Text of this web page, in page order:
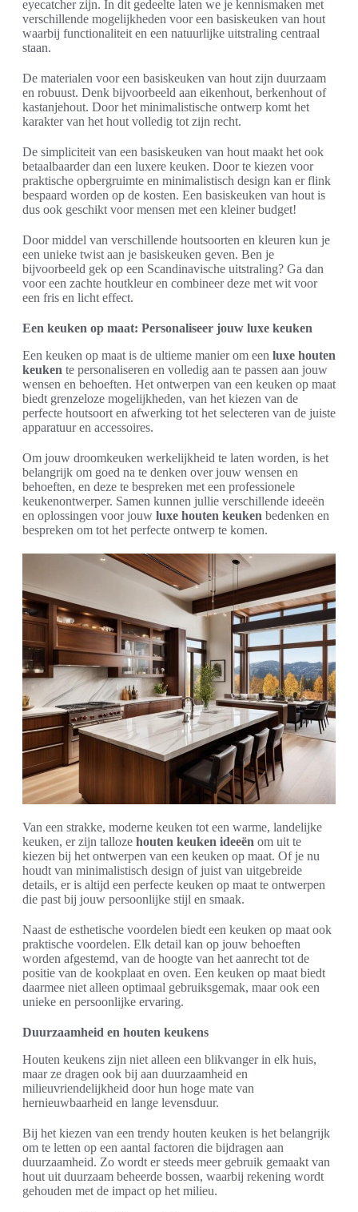
eyecatcher zijn. In dit gedeelte laten we je kennismaken met
verschillende mogelijkheden voor een basiskeuken van hout
waarbij functionaliteit en een natuurlijke uitstraling centraal
staan.
De materialen voor een basiskeuken van hout zijn duurzaam
en robuust. Denk bijvoorbeeld aan eikenhout, berkenhout of
kastanjehout. Door het minimalistische ontwerp komt het
karakter van het hout volledig tot zijn recht.
De simpliciteit van een basiskeuken van hout maakt het ook
betaalbaarder dan een luxere keuken. Door te kiezen voor
praktische opbergruimte en minimalistisch design kan er flink
bespaard worden op de kosten. Een basiskeuken van hout is
dus ook geschikt voor mensen met een kleiner budget!
Door middel van verschillende houtsoorten en kleuren kun je
een unieke twist aan je basiskeuken geven. Ben je
bijvoorbeeld gek op een Scandinavische uitstraling? Ga dan
voor een zachte houtkleur en combineer deze met wit voor
een fris en licht effect.
Een keuken op maat: Personaliseer jouw luxe keuken
Een keuken op maat is de ultieme manier om een luxe houten
keuken te personaliseren en volledig aan te passen aan jouw
wensen en behoeften. Het ontwerpen van een keuken op maat
biedt grenzeloze mogelijkheden, van het kiezen van de
perfecte houtsoort en afwerking tot het selecteren van de juiste
apparatuur en accessoires.
Om jouw droomkeuken werkelijkheid te laten worden, is het
belangrijk om goed na te denken over jouw wensen en
behoeften, en deze te bespreken met een professionele
keukenontwerper. Samen kunnen jullie verschillende ideeën
en oplossingen voor jouw luxe houten keuken bedenken en
bespreken om tot het perfecte ontwerp te komen.
Van een strakke, moderne keuken tot een warme, landelijke
keuken, er zijn talloze houten keuken ideeën om uit te
kiezen bij het ontwerpen van een keuken op maat. Of je nu
houdt van minimalistisch design of juist van uitgebreide
details, er is altijd een perfecte keuken op maat te ontwerpen
die past bij jouw persoonlijke stijl en smaak.
Naast de esthetische voordelen biedt een keuken op maat ook
praktische voordelen. Elk detail kan op jouw behoeften
worden afgestemd, van de hoogte van het aanrecht tot de
positie van de kookplaat en oven. Een keuken op maat biedt
daarmee niet alleen optimaal gebruiksgemak, maar ook een
unieke en persoonlijke ervaring.
Duurzaamheid en houten keukens
Houten keukens zijn niet alleen een blikvanger in elk huis,
maar ze dragen ook bij aan duurzaamheid en
milieuvriendelijkheid door hun hoge mate van
hernieuwbaarheid en lange levensduur.
Bij het kiezen van een trendy houten keuken is het belangrijk
om te letten op een aantal factoren die bijdragen aan
duurzaamheid. Zo wordt er steeds meer gebruik gemaakt van
hout uit duurzaam beheerde bossen, waarbij rekening wordt
gehouden met de impact op het milieu.